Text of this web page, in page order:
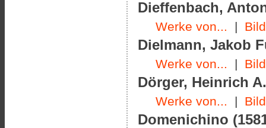
Dieffenbach,
Werke von... |
Dielmann, Jakob
Werke von... |
Dörger, Heinrich
Werke von... |
Domenichino